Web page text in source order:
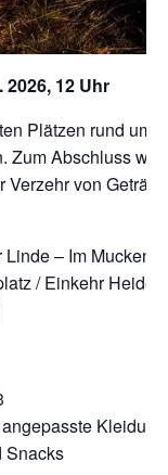
2026, 12 Uhr
Plätzen rund um
Zum Abschluss
von
Linde – Im
/ Einkehr
Snacks